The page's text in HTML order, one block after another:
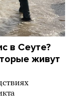
в Сеуте?
живут